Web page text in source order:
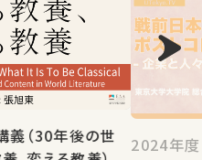
義（30年後の世
2024年度